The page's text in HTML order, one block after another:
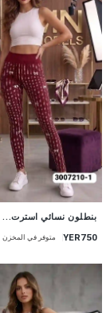
بنطلون نسائي استرت...
YER750 متوفر في المخزن